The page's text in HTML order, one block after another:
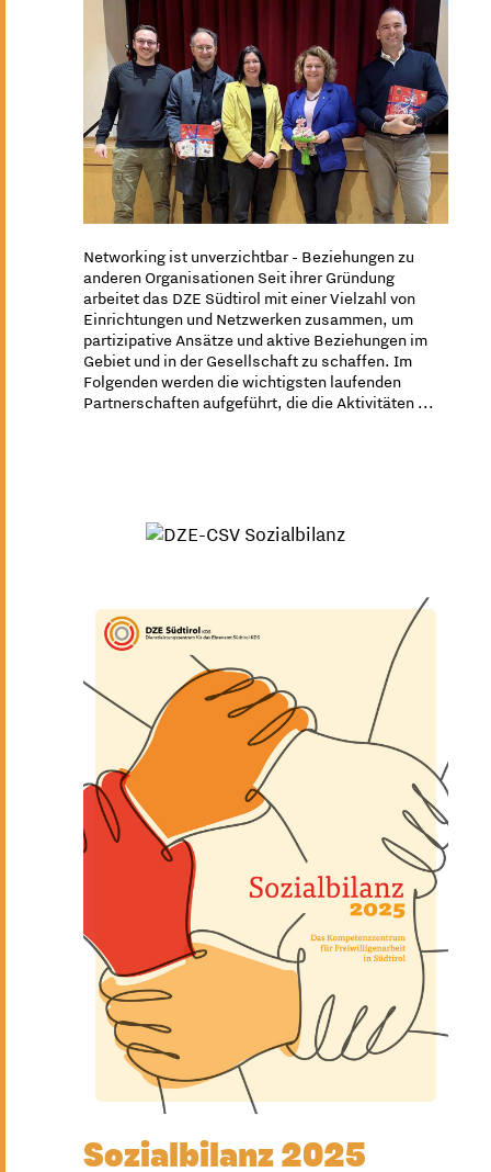
Networking ist unverzichtbar - Beziehungen zu
anderen Organisationen Seit ihrer Gründung
arbeitet das DZE Südtirol mit einer Vielzahl von
Einrichtungen und Netzwerken zusammen, um
partizipative Ansätze und aktive Beziehungen im
Gebiet und in der Gesellschaft zu schaffen. Im
Folgenden werden die wichtigsten laufenden
Partnerschaften aufgeführt, die die Aktivitäten ...
Sozialbilanz 2025